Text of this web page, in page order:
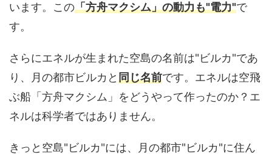
います。この「方舟マクシム」の動力も"電力"で
す。
さらにエネルが生まれた空島の名前は"ビルカ"であ
り、月の都市ビルカと同じ名前です。エネルは空飛
ぶ船「方舟マクシム」をどうやって作ったのか？エ
ネルは科学者ではありません。
きっと空島"ビルカ"には、月の都市"ビルカ"に住ん